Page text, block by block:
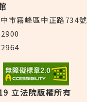
市霧峰區中正路734號
立法院版權所有